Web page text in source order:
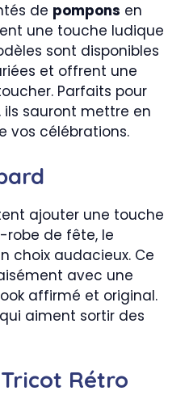
de pompons en
une touche ludique
sont disponibles
et offrent une
Parfaits pour
sauront mettre en
vos célébrations.
ajouter une touche
de fête, le
choix audacieux. Ce
avec une
affirmé et original.
aiment sortir des
Rétro